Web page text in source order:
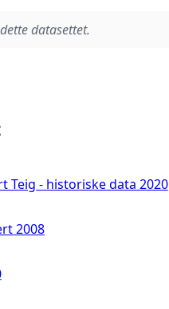
datasettet.
Teig - historiske data 2020
2008